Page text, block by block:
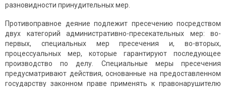
разновидности принудительных мер.
Противоправное деяние подлежит пресечению посредством
двух категорий административно-пресекательных мер: во-
первых, специальных мер пресечения и, во-вторых,
процессуальных мер, которые гарантируют последующее
производство по делу. Специальные меры пресечения
предусматривают действия, основанные на предоставленном
государству законном праве применять к правонарушителю